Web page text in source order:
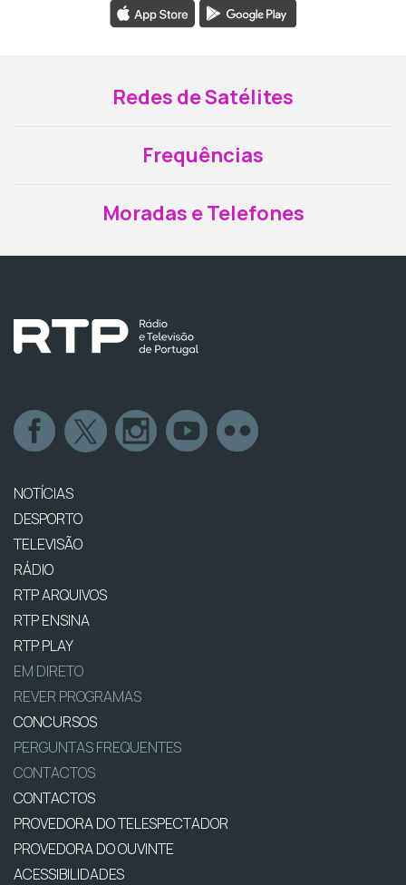
Redes de Satélites
Frequências
Moradas e Telefones
NOTÍCIAS
DESPORTO
TELEVISÃO
RÁDIO
RTP ARQUIVOS
RTP ENSINA
RTP PLAY
EM DIRETO
REVER PROGRAMAS
CONCURSOS
PERGUNTAS FREQUENTES
CONTACTOS
CONTACTOS
PROVEDORA DO TELESPECTADOR
PROVEDORA DO OUVINTE
ACESSIBILIDADES